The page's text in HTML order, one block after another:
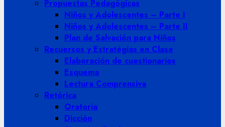
Propuestas Pedagógicas
Niños y Adolescentes – Parte I
Niños y Adolescentes – Parte II
Plan de Salvación para Niños
Recuersos y Estratégias en Clase
Elaboración de cuestionarios
Esquema
Lectura Comprensiva
Retórica
Oratoria
Dicción